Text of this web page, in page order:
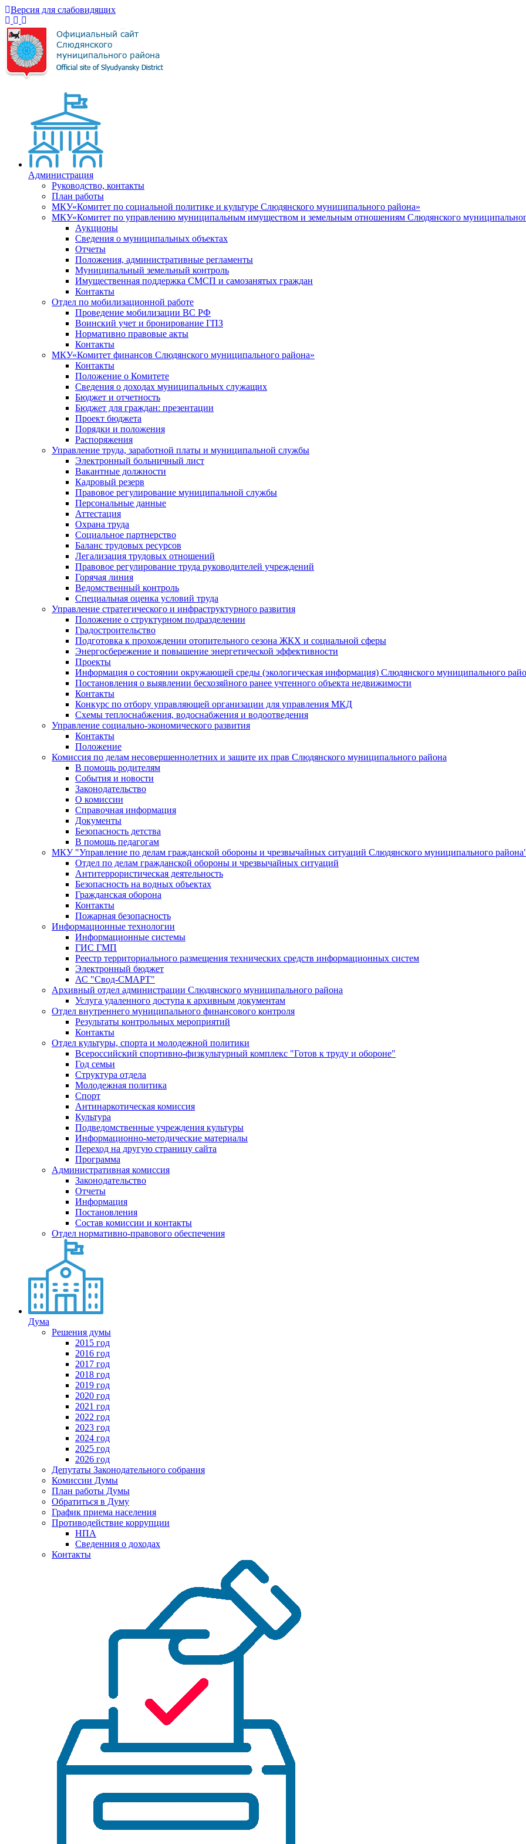
Версия для слабовидящих
Администрация
Руководство, контакты
План работы
МКУ«Комитет по социальной политике и культуре Слюдянского муниципального района»
МКУ«Комитет по управлению муниципальным имуществом и земельным отношениям Слюдянского
Аукционы
Сведения о муниципальных объектах
Отчеты
Положения, административные регламенты
Муниципальный земельный контроль
Имущественная поддержка СМСП и самозанятых граждан
Контакты
Отдел по мобилизационной работе
Проведение мобилизации ВС РФ
Воинский учет и бронирование ГПЗ
Нормативно правовые акты
Контакты
МКУ«Комитет финансов Слюдянского муниципального района»
Контакты
Положение о Комитете
Сведения о доходах муниципальных служащих
Бюджет и отчетность
Бюджет для граждан: презентации
Проект бюджета
Порядки и положения
Распоряжения
Управление труда, заработной платы и муниципальной службы
Электронный больничный лист
Вакантные должности
Кадровый резерв
Правовое регулирование муниципальной службы
Персональные данные
Аттестация
Охрана труда
Социальное партнерство
Баланс трудовых ресурсов
Легализация трудовых отношений
Правовое регулирование труда руководителей учреждений
Горячая линия
Ведомственный контроль
Специальная оценка условий труда
Управление стратегического и инфраструктурного развития
Положение о структурном подразделении
Градостроительство
Подготовка к прохождении отопительного сезона ЖКХ и социальной сферы
Энергосбережение и повышение энергетической эффективности
Проекты
Информация о состоянии окружающей среды (экологическая информация) Слюдянского муниципального
Постановления о выявлении бесхозяйного ранее учтенного объекта недвижимости
Контакты
Конкурс по отбору управляющей организации для управления МКД
Схемы теплоснабжения, водоснабжения и водоотведения
Управление социально-экономического развития
Контакты
Положение
Комиссия по делам несовершеннолетних и защите их прав Слюдянского муниципального района
В помощь родителям
События и новости
Законодательство
О комиссии
Справочная информация
Документы
Безопасность детства
В помощь педагогам
МКУ "Управление по делам гражданской обороны и чрезвычайных ситуаций Слюдянского муниципального
Отдел по делам гражданской обороны и чрезвычайных ситуаций
Антитеррористическая деятельность
Безопасность на водных объектах
Гражданская оборона
Контакты
Пожарная безопасность
Информационные технологии
Информационные системы
ГИС ГМП
Реестр территориального размещения технических средств информационных систем
Электронный бюджет
АС "Свод-СМАРТ"
Архивный отдел администрации Слюдянского муниципального района
Услуга удаленного доступа к архивным документам
Отдел внутреннего муниципального финансового контроля
Результаты контрольных мероприятий
Контакты
Отдел культуры, спорта и молодежной политики
Всероссийский спортивно-физкультурный комплекс "Готов к труду и обороне"
Год семьи
Структура отдела
Молодежная политика
Спорт
Антинаркотическая комиссия
Культура
Подведомственные учреждения культуры
Информационно-методические материалы
Переход на другую страницу сайта
Программа
Административная комиссия
Законодательство
Отчеты
Информация
Постановления
Состав комиссии и контакты
Отдел нормативно-правового обеспечения
Дума
Решения думы
2015 год
2016 год
2017 год
2018 год
2019 год
2020 год
2021 год
2022 год
2023 год
2024 год
2025 год
2026 год
Депутаты Законодательного собрания
Комиссии Думы
План работы Думы
Обратиться в Думу
График приема населения
Противодействие коррупции
НПА
Сведенния о доходах
Контакты